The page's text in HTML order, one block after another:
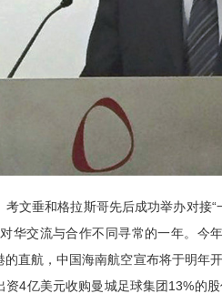
文垂和格拉斯哥先后成功举办对接
华交流与合作不同寻常的一年。今
直航，中国海南航空宣布将于明
资4亿美元收购曼城足球集团13%的